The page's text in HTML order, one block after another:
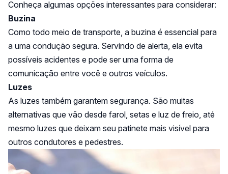
Conheça algumas opções interessantes para considerar:
Buzina
Como todo meio de transporte, a buzina é essencial para
a uma condução segura. Servindo de alerta, ela evita
possíveis acidentes e pode ser uma forma de
comunicação entre você e outros veículos.
Luzes
As luzes também garantem segurança. São muitas
alternativas que vão desde farol, setas e luz de freio, até
mesmo luzes que deixam seu patinete mais visível para
outros condutores e pedestres.